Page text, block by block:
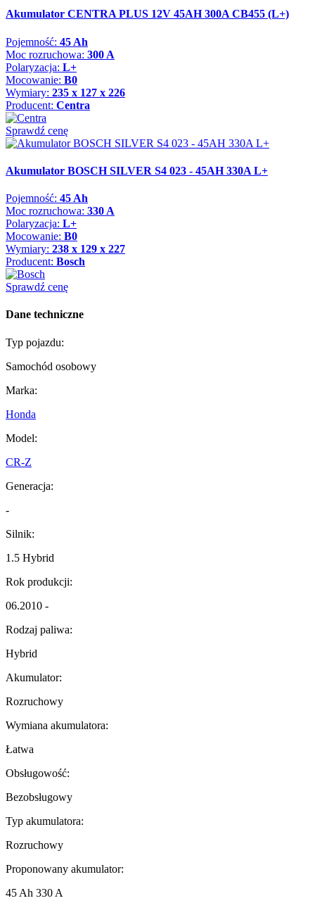
Akumulator CENTRA PLUS 12V 45AH 300A CB455 (L+)
Pojemność: 45 Ah
Moc rozruchowa: 300 A
Polaryzacja: L+
Mocowanie: B0
Wymiary: 235 x 127 x 226
Producent: Centra
Sprawdź cenę
Akumulator BOSCH SILVER S4 023 - 45AH 330A L+
Pojemność: 45 Ah
Moc rozruchowa: 330 A
Polaryzacja: L+
Mocowanie: B0
Wymiary: 238 x 129 x 227
Producent: Bosch
Sprawdź cenę
Dane techniczne
Typ pojazdu:
Samochód osobowy
Marka:
Honda
Model:
CR-Z
Generacja:
-
Silnik:
1.5 Hybrid
Rok produkcji:
06.2010 -
Rodzaj paliwa:
Hybrid
Akumulator:
Rozruchowy
Wymiana akumulatora:
Łatwa
Obsługowość:
Bezobsługowy
Typ akumulatora:
Rozruchowy
Proponowany akumulator:
45 Ah 330 A